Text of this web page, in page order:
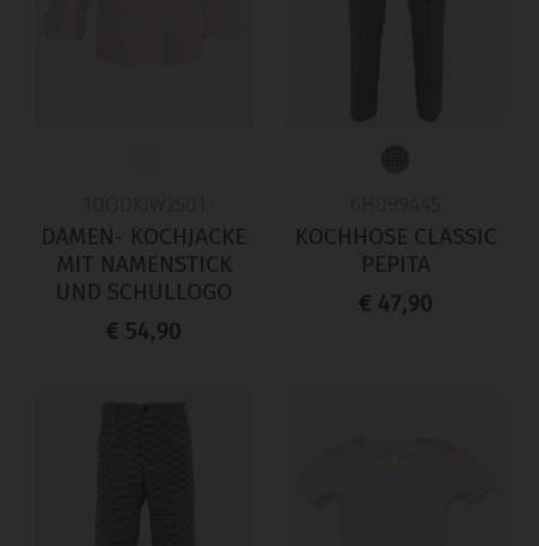
DAMEN- KOCHJACKE
MIT NAMENSTICK
UND SCHULLOGO
€ 54,90
KOCHHOSE CLASSIC
PEPITA
€ 47,90